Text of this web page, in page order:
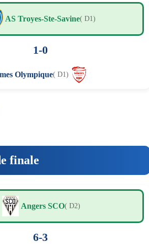
AS Troyes-Ste-Savine( D1)
1-0
Olympique( D1)
finale
Angers SCO( D2)
6-3